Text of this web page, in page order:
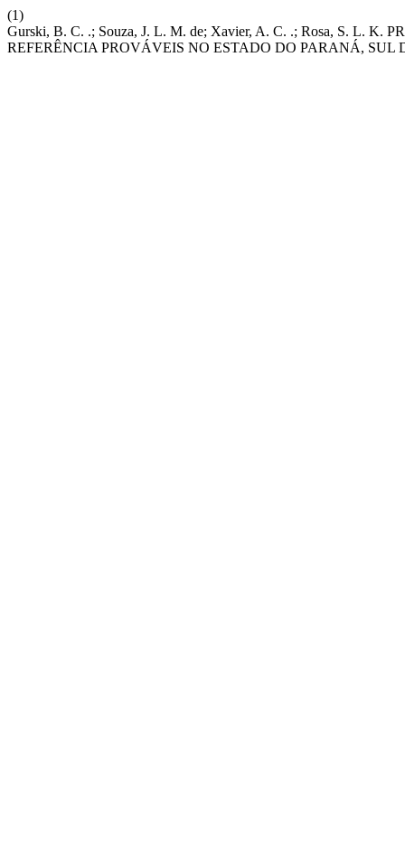
(1)
Gurski, B. C. .; Souza, J. L. M. de; Xavier, A. C. .; Rosa, S. L.
REFERÊNCIA PROVÁVEIS NO ESTADO DO PARANÁ, SUL